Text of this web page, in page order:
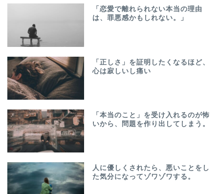
「恋愛で離れられない本当の理由
は、罪悪感かもしれない。」
「正しさ」を証明したくなるほど、
心は寂しいし痛い
「本当のこと」を受け入れるのが怖
いから、問題を作り出してしまう。
人に優しくされたら、悪いことをし
た気分になってゾワゾワする。